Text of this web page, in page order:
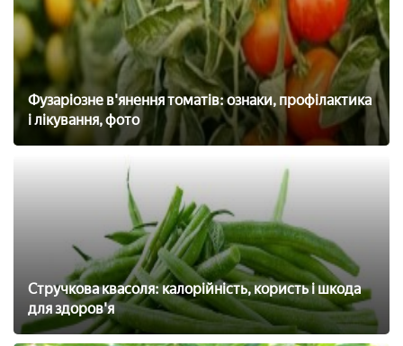
Фузаріозне в'янення томатів: ознаки, профілактика
і лікування, фото
Стручкова квасоля: калорійність, користь і шкода
для здоров'я